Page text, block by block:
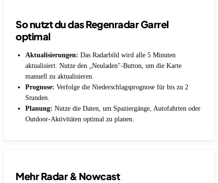
So nutzt du das Regenradar Garrel
optimal
Aktualisierungen: Das Radarbild wird alle 5 Minuten
aktualisiert. Nutze den „Neuladen"-Button, um die Karte
manuell zu aktualisieren.
Prognose: Verfolge die Niederschlagsprognose für bis zu 2
Stunden.
Planung: Nutze die Daten, um Spaziergänge, Autofahrten oder
Outdoor-Aktivitäten optimal zu planen.
Mehr Radar & Nowcast